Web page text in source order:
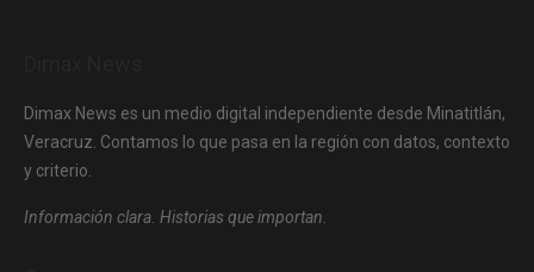
Dimax News es un medio digital independiente desde Minatitlán,
Veracruz. Contamos lo que pasa en la región con datos, contexto
y criterio.
Información clara. Historias que importan.